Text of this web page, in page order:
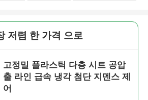
저렴 한 가격 으로
고정밀 플라스틱 다층 시트 공압
출 라인 급속 냉각 첨단 지멘스 제
어